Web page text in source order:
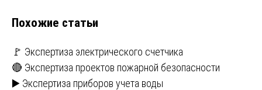
Похожие статьи
🚩 Экспертиза электрического счетчика
🔴 Экспертиза проектов пожарной безопасности
▶️ Экспертиза приборов учета воды